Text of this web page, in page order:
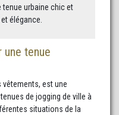
tenue urbaine chic et
élégance.
une tenue
vêtements, est une
de jogging de ville à
situations de la